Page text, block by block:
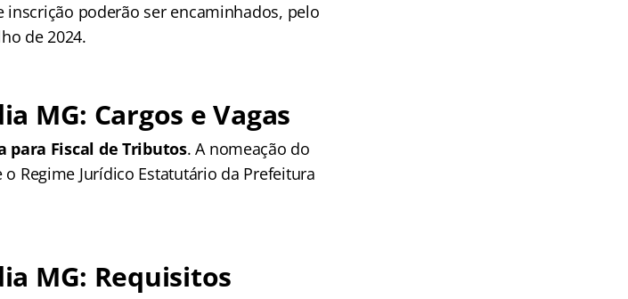
inscrição poderão ser encaminhados, pelo
de 2024.
MG: Cargos e Vagas
para Fiscal de Tributos. A nomeação do
Regime Jurídico Estatutário da Prefeitura
MG: Requisitos